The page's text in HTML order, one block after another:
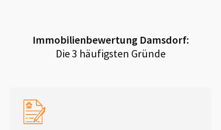
Immobilienbewertung Damsdorf:
Die 3 häufigsten Gründe